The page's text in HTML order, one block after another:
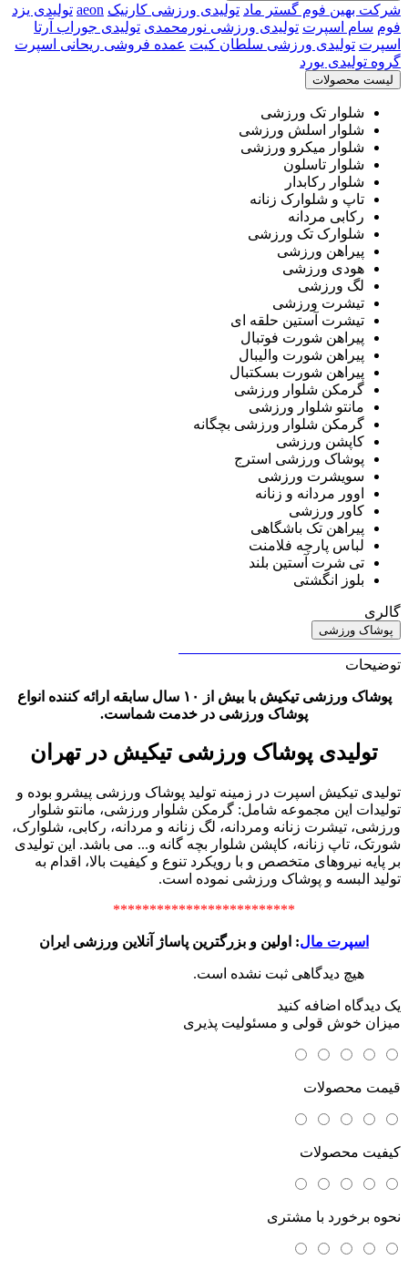
شرکت بهین فوم گستر ماد تولیدی ورزشی کارنیک aeon تولیدی یزد
فوم سام اسپرت تولیدی ورزشی نورمحمدی تولیدی جوراب آرتا
اسپرت تولیدی ورزشی سلطان کیت عمده فروشی ریحانی اسپرت
گروه تولیدی یورد
لیست محصولات
شلوار تک ورزشی
شلوار اسلش ورزشی
شلوار میکرو ورزشی
شلوار تاسلون
شلوار رکابدار
تاپ و شلوارک زنانه
رکابی مردانه
شلوارک تک ورزشی
پیراهن ورزشی
هودی ورزشی
لگ ورزشی
تیشرت ورزشی
تیشرت آستین حلقه ای
پیراهن شورت فوتبال
پیراهن شورت والیبال
پیراهن شورت بسکتبال
گرمکن شلوار ورزشی
مانتو شلوار ورزشی
گرمکن شلوار ورزشی بچگانه
کاپشن ورزشی
پوشاک ورزشی استرج
سویشرت ورزشی
اوور مردانه و زنانه
کاور ورزشی
پیراهن تک باشگاهی
لباس پارچه فلامنت
تی شرت آستین بلند
بلوز انگشتی
گالری
پوشاک ورزشی
توضیحات
پوشاک ورزشی تیکیش با بیش از ۱۰ سال سابقه ارائه کننده انواع
پوشاک ورزشی در خدمت شماست.
تولیدی پوشاک ورزشی تیکیش در تهران
تولیدی تیکیش اسپرت در زمینه تولید پوشاک ورزشی پیشرو بوده و
تولیدات این مجموعه شامل: گرمکن شلوار ورزشی، مانتو شلوار
ورزشی، تیشرت زنانه ومردانه، لگ زنانه و مردانه، رکابی، شلوارک،
شورتک، تاپ زنانه، کاپشن شلوار بچه گانه و... می باشد. این تولیدی
بر پایه نیروهای متخصص و با رویکرد تنوع و کیفیت بالا، اقدام به
تولید البسه و پوشاک ورزشی نموده است.
*************************
اسپرت مال: اولین و بزرگترین پاساژ آنلاین ورزشی ایران
هیچ دیدگاهی ثبت نشده است.
یک دیدگاه اضافه کنید
میزان خوش قولی و مسئولیت پذیری
قیمت محصولات
کیفیت محصولات
نحوه برخورد با مشتری